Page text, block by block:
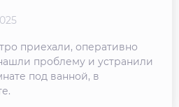
приехали, оперативно
проблему и устранили
под ванной, в